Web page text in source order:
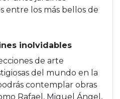
entre los más bellos de
inolvidables
de arte
del mundo en la
contemplar obras
Rafael, Miguel Ángel,